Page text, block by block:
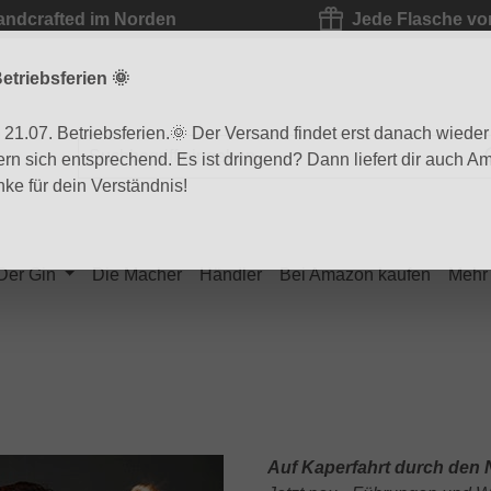
im Norden Jede Flasche
Gin Die Macher Händler Bei Amazon kaufen Mehr
Auf Kaperfahrt durch den
🌞
Betriebsferien.🌞 Der Versand findet erst danach
sich entsprechend. Es ist dringend? Dann liefert dir auch
für dein Verständnis!